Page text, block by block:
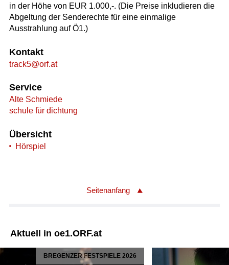
in der Höhe von EUR 1.000,-. (Die Preise inkludieren die
Abgeltung der Senderechte für eine einmalige
Ausstrahlung auf Ö1.)
Kontakt
track5@orf.at
Service
Alte Schmiede
schule für dichtung
Übersicht
Hörspiel
Seitenanfang
Aktuell in oe1.ORF.at
BREGENZER FESTSPIELE 2026